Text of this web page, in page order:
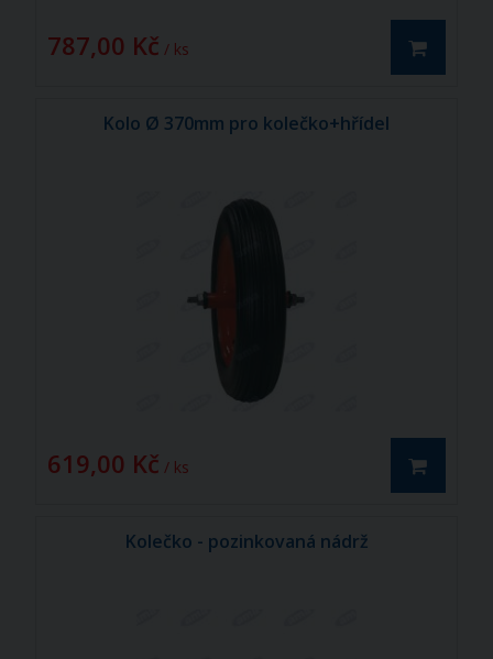
787,00 Kč / ks
Kolo Ø 370mm pro kolečko+hřídel
619,00 Kč / ks
Kolečko - pozinkovaná nádrž